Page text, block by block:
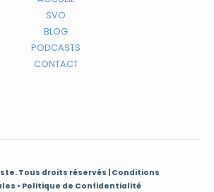
SVO
BLOG
PODCASTS
CONTACT
Tous droits réservés | Conditions
• Politique de Confidentialité